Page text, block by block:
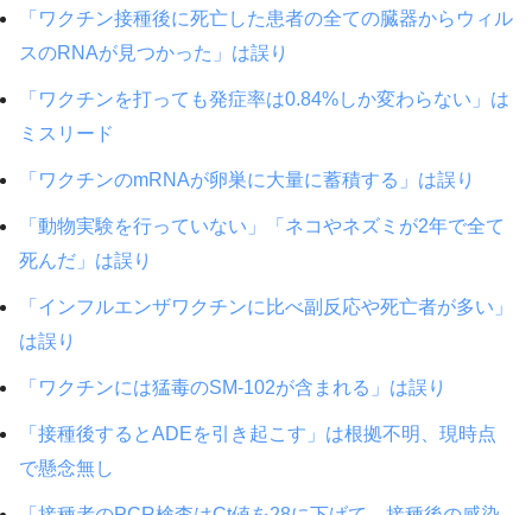
「ワクチン接種後に死亡した患者の全ての臓器からウィル
スのRNAが見つかった」は誤り
「ワクチンを打っても発症率は0.84%しか変わらない」は
ミスリード
「ワクチンのmRNAが卵巣に大量に蓄積する」は誤り
「動物実験を行っていない」「ネコやネズミが2年で全て
死んだ」は誤り
「インフルエンザワクチンに比べ副反応や死亡者が多い」
は誤り
「ワクチンには猛毒のSM-102が含まれる」は誤り
「接種後するとADEを引き起こす」は根拠不明、現時点
で懸念無し